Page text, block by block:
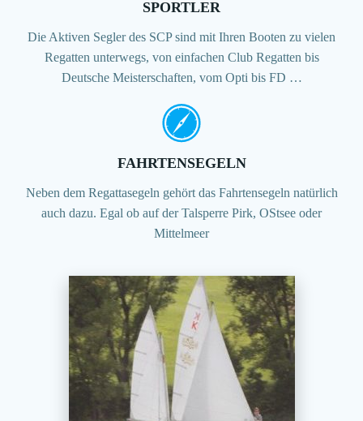
SPORTLER
Die Aktiven Segler des SCP sind mit Ihren Booten zu vielen
Regatten unterwegs, von einfachen Club Regatten bis
Deutsche Meisterschaften, vom Opti bis FD …
FAHRTENSEGELN
Neben dem Regattasegeln gehört das Fahrtensegeln natürlich
auch dazu. Egal ob auf der Talsperre Pirk, OStsee oder
Mittelmeer